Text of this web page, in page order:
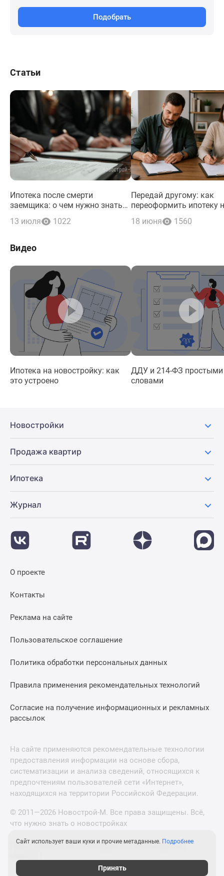
Подобрать
Статьи
Ипотека после смерти
заемщика: о чем нужно знать
наследникам и поручителям по
кредиту
13 июля 1022
Передай другому: как
переоформить ипотеку
нового заемщика
18 июня 1560
Видео
Ипотека на новостройку: как
это устроено
ДДУ и 214-ФЗ простыми
словами
Новостройки
Продажа квартир
Ипотека
Журнал
О проекте
Контакты
Реклама на сайте
Пользовательское соглашение
Политика обработки персональных данных
Правила применения рекомендательных технологий
Согласие на получение информационных и рекламных
рассылок
На сайте применяются рекомендательные технологии
предоставления информации на основе сбора,
систематизации и анализа сведений, относящихся к
предпочтениям пользователей сети «Интернет»,
находящихся на территории Российской Федерации.
© 2011—2026 Новострой-М. Все права защищены. Всё,
что нужно знать о новостройках
Новостройки Санкт-Петербурга и Ленинградской
Сайт использует ваши куки и прочие метаданные. Подробнее
Принять